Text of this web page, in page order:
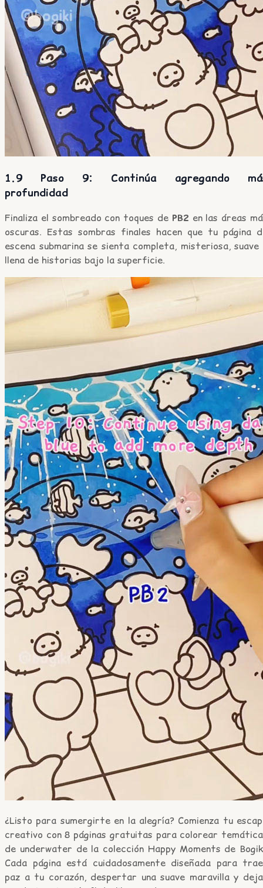
1.9 Paso 9: Continúa agregando
profundidad
Finaliza el sombreado con toques de PB2 en las áreas
oscuras. Estas sombras finales hacen que tu página
escena submarina se sienta completa, misteriosa, suave
llena de historias bajo la superficie.
¿Listo para sumergirte en la alegría? Comienza tu
creativo con 8 páginas gratuitas para colorear
de underwater de la colección Happy Moments de
Cada página está cuidadosamente diseñada para
paz a tu corazón, despertar una suave maravilla y